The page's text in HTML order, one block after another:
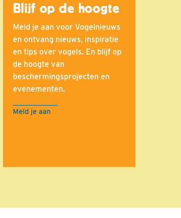
Blijf op de hoogte
Meld je aan voor Vogelnieuws
en ontvang nieuws, inspiratie
en tips over vogels. En blijf op
de hoogte van
beschermingsprojecten en
evenementen.
Meld je aan